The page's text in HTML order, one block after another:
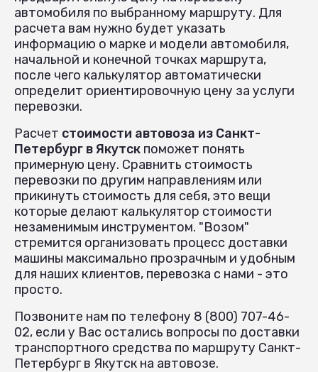
автомобиля по выбранному маршруту. Для
расчета вам нужно будет указать
информацию о марке и модели автомобиля,
начальной и конечной точках маршрута,
после чего калькулятор автоматически
определит ориентировочную цену за услуги
перевозки.
Расчет стоимости автовоза из Санкт-
Петербург в Якутск поможет понять
примерную цену. Сравнить стоимость
перевозки по другим направлениям или
прикинуть стоимость для себя, это вещи
которые делают калькулятор стоимости
незаменимым инструментом. "Возом"
стремится организовать процесс доставки
машины максимально прозрачным и удобным
для наших клиентов, перевозка с нами - это
просто.
Позвоните нам по телефону 8 (800) 707-46-
02, если у Вас остались вопросы по доставки
транспортного средства по маршруту Санкт-
Петербург в Якутск на автовозе.